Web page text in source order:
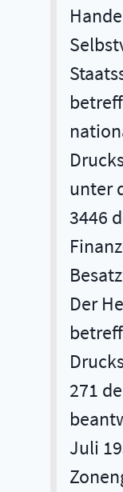
unter
3446
Der
271
Juli